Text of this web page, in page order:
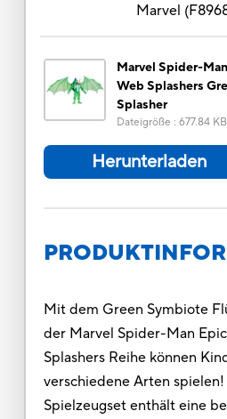
Marvel (
Marvel Spider-
Web Splashers
Splasher
Dateigröße : 677.84 KB
Herunterladen
Mit dem Green Symbiote
der Marvel Spider-Man
Splashers Reihe können
verschiedene Arten spielen!
Spielzeugset enthält eine